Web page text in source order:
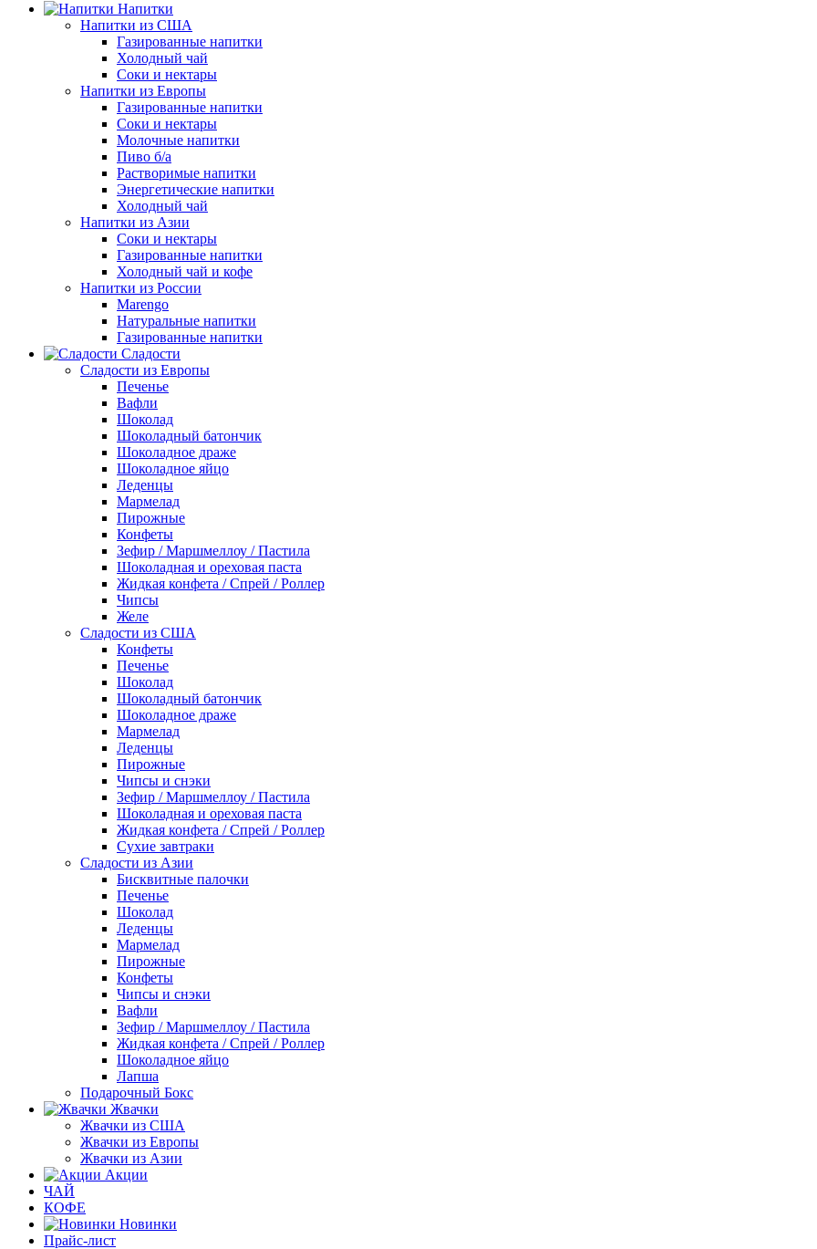
Напитки
Напитки из США
Газированные напитки
Холодный чай
Соки и нектары
Напитки из Европы
Газированные напитки
Соки и нектары
Молочные напитки
Пиво б/а
Растворимые напитки
Энергетические напитки
Холодный чай
Напитки из Азии
Соки и нектары
Газированные напитки
Холодный чай и кофе
Напитки из России
Marengo
Натуральные напитки
Газированные напитки
Сладости
Сладости из Европы
Печенье
Вафли
Шоколад
Шоколадный батончик
Шоколадное драже
Шоколадное яйцо
Леденцы
Мармелад
Пирожные
Конфеты
Зефир / Маршмеллоу / Пастила
Шоколадная и ореховая паста
Жидкая конфета / Спрей / Роллер
Чипсы
Желе
Сладости из США
Конфеты
Печенье
Шоколад
Шоколадный батончик
Шоколадное драже
Мармелад
Леденцы
Пирожные
Чипсы и снэки
Зефир / Маршмеллоу / Пастила
Шоколадная и ореховая паста
Жидкая конфета / Спрей / Роллер
Сухие завтраки
Сладости из Азии
Бисквитные палочки
Печенье
Шоколад
Леденцы
Мармелад
Пирожные
Конфеты
Чипсы и снэки
Вафли
Зефир / Маршмеллоу / Пастила
Жидкая конфета / Спрей / Роллер
Шоколадное яйцо
Лапша
Подарочный Бокс
Жвачки
Жвачки из США
Жвачки из Европы
Жвачки из Азии
Акции
ЧАЙ
КОФЕ
Новинки
Прайс-лист